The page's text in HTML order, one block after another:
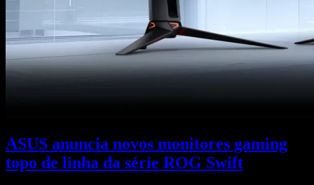
ASUS anuncia novos monitores gaming
topo de linha da série ROG Swift